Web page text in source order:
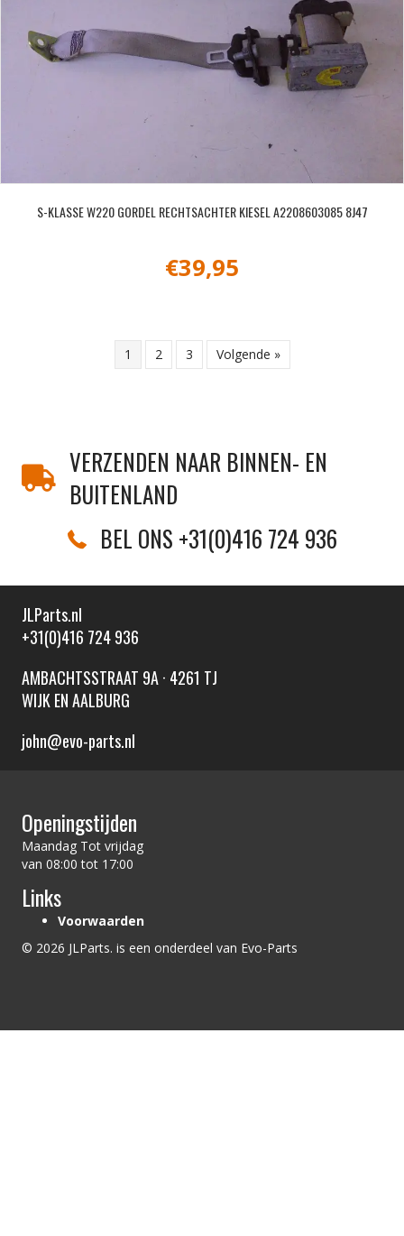
S-KLASSE W220 GORDEL RECHTSACHTER KIESEL A2208603085 8J47
€39,95
1 2 3 Volgende »
VERZENDEN NAAR BINNEN- EN
BUITENLAND
BEL ONS +31(0)416 724 936
JLParts.nl
+31(0)416 724 936
AMBACHTSSTRAAT 9A · 4261 TJ
WIJK EN AALBURG
john@evo-parts.nl
Openingstijden
Maandag Tot vrijdag
van 08:00 tot 17:00
Links
Voorwaarden
© 2026 JLParts. is een onderdeel van Evo-Parts